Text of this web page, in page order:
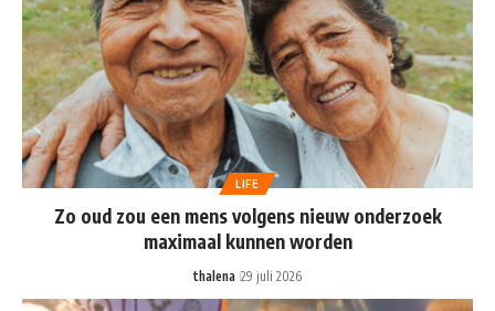
LIFE
Zo oud zou een mens volgens nieuw onderzoek
maximaal kunnen worden
thalena 29 juli 2026